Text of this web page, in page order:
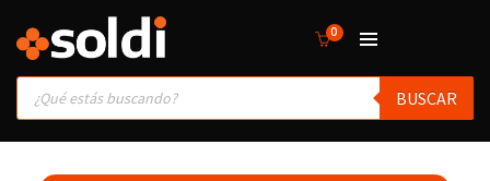
0
Products
search
BUSCAR